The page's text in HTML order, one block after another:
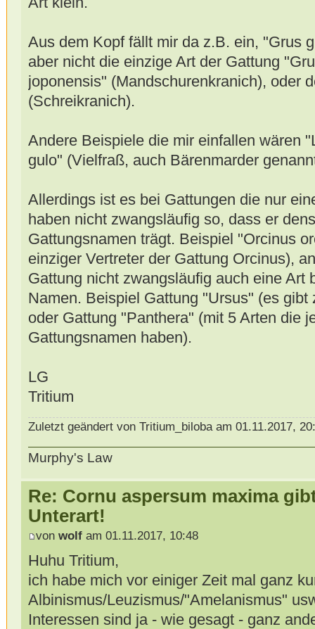
Aus dem Kopf fällt mir da z.B. ein, "Grus
aber nicht die einzige Art der Gattung
joponensis" (Mandschurenkranich), oder
(Schreikranich).
Andere Beispiele die mir einfallen wären
gulo" (Vielfraß, auch Bärenmarder
Allerdings ist es bei Gattungen die nur
haben nicht zwangsläufig so, dass er
Gattungsnamen trägt. Beispiel "Orcinus
einziger Vertreter der Gattung Orcinus),
Gattung nicht zwangsläufig auch eine Art
Namen. Beispiel Gattung "Ursus" (es
oder Gattung "Panthera" (mit 5 Arten die
Gattungsnamen haben).
LG
Tritium
Zuletzt geändert von Tritium_biloba am 01.11.2017,
Murphy's Law
Re: Cornu aspersum maxima
Unterart!
von wolfam 01.11.2017, 10:48
Huhu Tritium,
ich habe mich vor einiger Zeit mal ganz
Albinismus/Leuzismus/"Amelanismus"
Interessen sind ja - wie gesagt - ganz